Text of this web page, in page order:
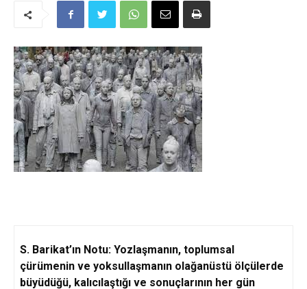
S. Barikat’ın Notu: Yozlaşmanın, toplumsal
çürümenin ve yoksullaşmanın olağanüstü ölçülerde
büyüdüğü, kalıcılaştığı ve sonuçlarının her gün